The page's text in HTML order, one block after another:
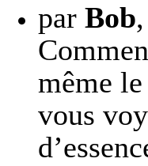
par Bob,
même
vous